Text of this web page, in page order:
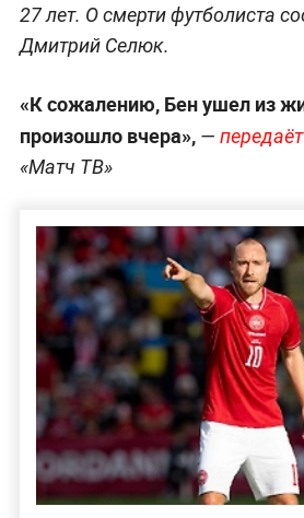
27 лет. О смерти футболиста
Дмитрий Селюк.
«К сожалению, Бен ушел из
произошло вчера», — передаёт
«Матч ТВ»